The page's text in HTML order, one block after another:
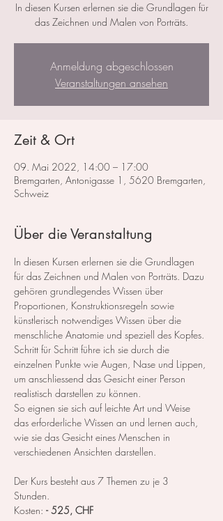
In diesen Kursen erlernen sie die Grundlagen für
das Zeichnen und Malen von Porträts.
Anmeldung abgeschlossen
Veranstaltungen ansehen
Zeit & Ort
09. Mai 2022, 14:00 – 17:00
Bremgarten, Antonigasse 1, 5620 Bremgarten,
Schweiz
Über die Veranstaltung
In diesen Kursen erlernen sie die Grundlagen
für das Zeichnen und Malen von Porträts. Dazu
gehören grundlegendes Wissen über
Proportionen, Konstruktionsregeln sowie
künstlerisch notwendiges Wissen über die
menschliche Anatomie und speziell des Kopfes.
Schritt für Schritt führe ich sie durch die
einzelnen Punkte wie Augen, Nase und Lippen,
um anschliessend das Gesicht einer Person
realistisch darstellen zu können.
So eignen sie sich auf leichte Art und Weise
das erforderliche Wissen an und lernen auch,
wie sie das Gesicht eines Menschen in
verschiedenen Ansichten darstellen.
Der Kurs besteht aus 7 Themen zu je 3
Stunden.
Kosten: - 525, CHF